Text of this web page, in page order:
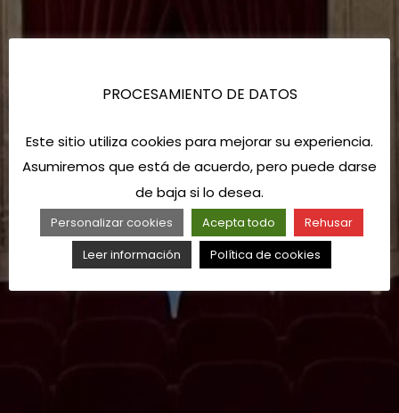
PROCESAMIENTO DE DATOS
Este sitio utiliza cookies para mejorar su experiencia.
Asumiremos que está de acuerdo, pero puede darse
de baja si lo desea.
Personalizar cookies Acepta todo
Rehusar
Leer información
Política de cookies